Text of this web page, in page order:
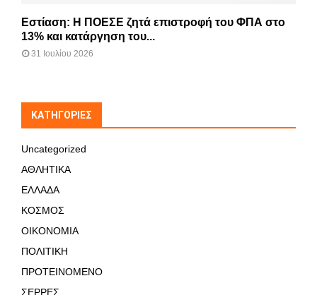
Εστίαση: Η ΠΟΕΣΕ ζητά επιστροφή του ΦΠΑ στο
13% και κατάργηση του...
31 Ιουλίου 2026
KΑΤΗΓΟΡΊΕΣ
Uncategorized
ΑΘΛΗΤΙΚΑ
ΕΛΛΑΔΑ
ΚΟΣΜΟΣ
ΟΙΚΟΝΟΜΙΑ
ΠΟΛΙΤΙΚΗ
ΠΡΟΤΕΙΝΟΜΕΝΟ
ΣΕΡΡΕΣ